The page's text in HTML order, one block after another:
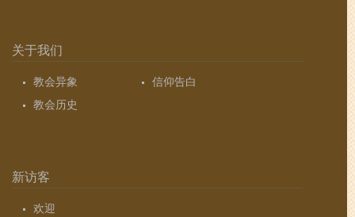
关于我们
教会异象
信仰告白
教会历史
新访客
欢迎